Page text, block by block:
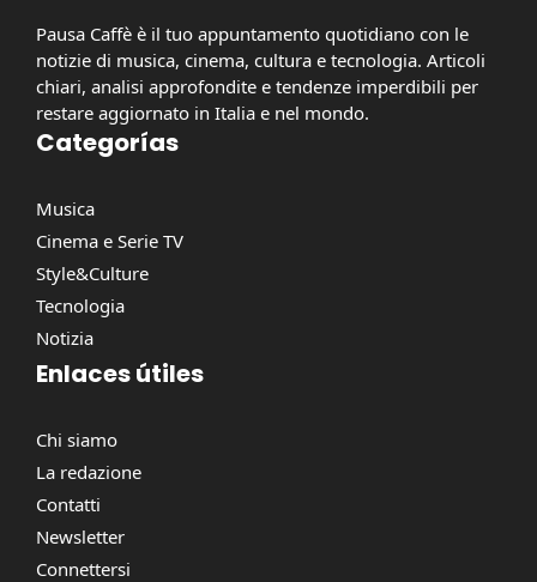
Pausa Caffè è il tuo appuntamento quotidiano con le
notizie di musica, cinema, cultura e tecnologia. Articoli
chiari, analisi approfondite e tendenze imperdibili per
restare aggiornato in Italia e nel mondo.
Categorías
Musica
Cinema e Serie TV
Style&Culture
Tecnologia
Notizia
Enlaces útiles
Chi siamo
La redazione
Contatti
Newsletter
Connettersi